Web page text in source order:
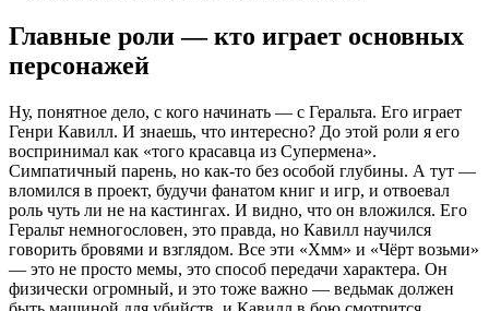
Главные роли — кто играет основных
персонажей
Ну, понятное дело, с кого начинать — с Геральта. Его играет
Генри Кавилл. И знаешь, что интересно? До этой роли я его
воспринимал как «того красавца из Супермена».
Симпатичный парень, но как-то без особой глубины. А тут —
вломился в проект, будучи фанатом книг и игр, и отвоевал
роль чуть ли не на кастингах. И видно, что он вложился. Его
Геральт немногословен, это правда, но Кавилл научился
говорить бровями и взглядом. Все эти «Хмм» и «Чёрт возьми»
— это не просто мемы, это способ передачи характера. Он
физически огромный, и это тоже важно — ведьмак должен